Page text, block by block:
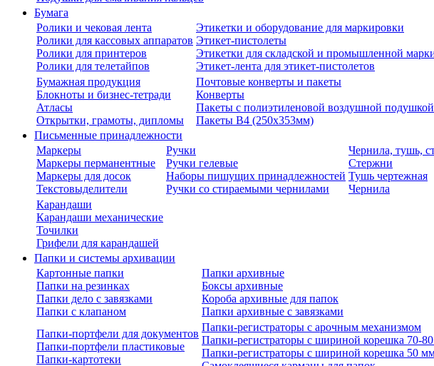
Бумага
Ролики и чековая лента
Ролики для кассовых аппаратов
Ролики для принтеров
Ролики для телетайпов
Этикетки и оборудование для маркировки
Этикет-пистолеты
Этикетки для складской и промышленной
Этикет-лента для этикет-пистолетов
Бумажная продукция
Блокноты и бизнес-тетради
Атласы
Открытки, грамоты, дипломы
Почтовые конверты и пакеты
Конверты
Пакеты с полиэтиленовой воздушной подушкой
Пакеты В4 (250х353мм)
Письменные принадлежности
Маркеры
Маркеры перманентные
Маркеры для досок
Текстовыделители
Ручки
Ручки гелевые
Наборы пишущих принадлежностей
Ручки со стираемыми чернилами
Чернила, тушь,
Стержни
Тушь чертежная
Чернила
Карандаши
Карандаши механические
Точилки
Грифели для карандашей
Папки и системы архивации
Картонные папки
Папки на резинках
Папки дело с завязками
Папки с клапаном
Папки архивные
Боксы архивные
Короба архивные для папок
Папки архивные с завязками
Папки-портфели для документов
Папки-портфели пластиковые
Папки-картотеки
Папки-регистраторы с арочным механизмом
Папки-регистраторы с шириной корешка 70-
Папки-регистраторы с шириной корешка 50